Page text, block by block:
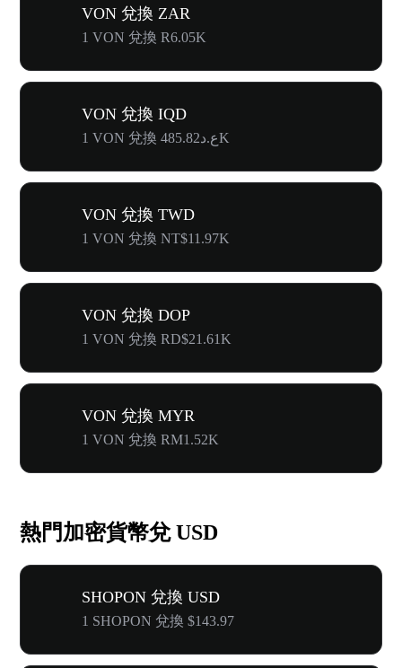
VON 兌換 ZAR
1 VON 兌換 R6.05K
VON 兌換 IQD
1 VON 兌換 ع.د485.82K
VON 兌換 TWD
1 VON 兌換 NT$11.97K
VON 兌換 DOP
1 VON 兌換 RD$21.61K
VON 兌換 MYR
1 VON 兌換 RM1.52K
熱門加密貨幣兌 USD
SHOPON 兌換 USD
1 SHOPON 兌換 $143.97